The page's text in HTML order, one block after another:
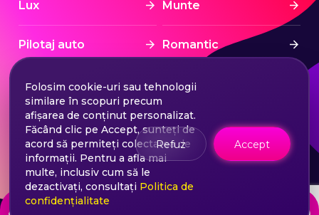
de la
Lux Munte
Pilotaj auto Romantic
Spa & Wellness Sport
Sporturi nautice Stress Free
Tratament Turism
Folosim cookie-uri sau tehnologii
similare în scopuri precum
afișarea de conținut personalizat.
Făcând clic pe Accept, sunteți de
acord să permiteți colectarea de
informații. Pentru a afla mai
multe, inclusiv cum să le
dezactivați, consultați Politica de
confidențialitate
Refuz Accept